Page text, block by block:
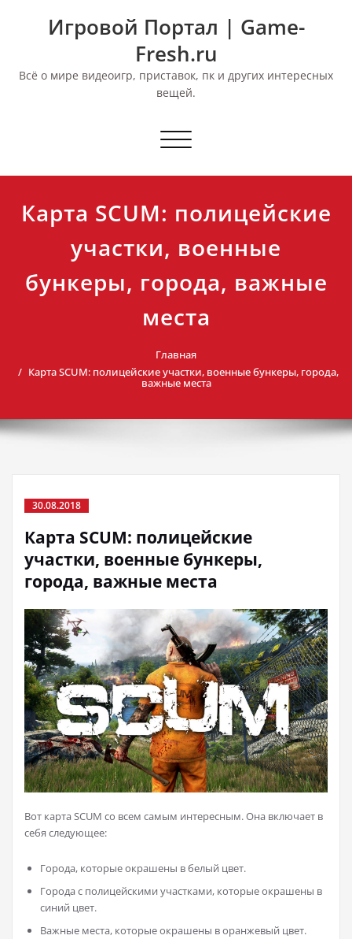
Игровой Портал | Game-
Fresh.ru
Всё о мире видеоигр, приставок, пк и других интересных
вещей.
Переключить
Карта SCUM: полицейские
участки, военные
бункеры, города, важные
места
Главная
Карта SCUM: полицейские участки, военные бункеры, города,
важные места
30.08.2018
Карта SCUM: полицейские
участки, военные бункеры,
города, важные места
Вот карта SCUM со всем самым интересным. Она включает в
себя следующее:
Города, которые окрашены в белый цвет.
Города с полицейскими участками, которые окрашены в
синий цвет.
Важные места, которые окрашены в оранжевый цвет.